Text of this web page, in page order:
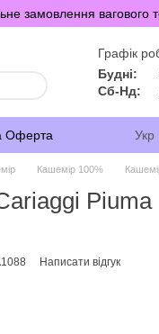
замовлення вагового
Графік
Будні:
Сб-Нд:
Оферта Укр
Кашемір 100%
Написати відгук